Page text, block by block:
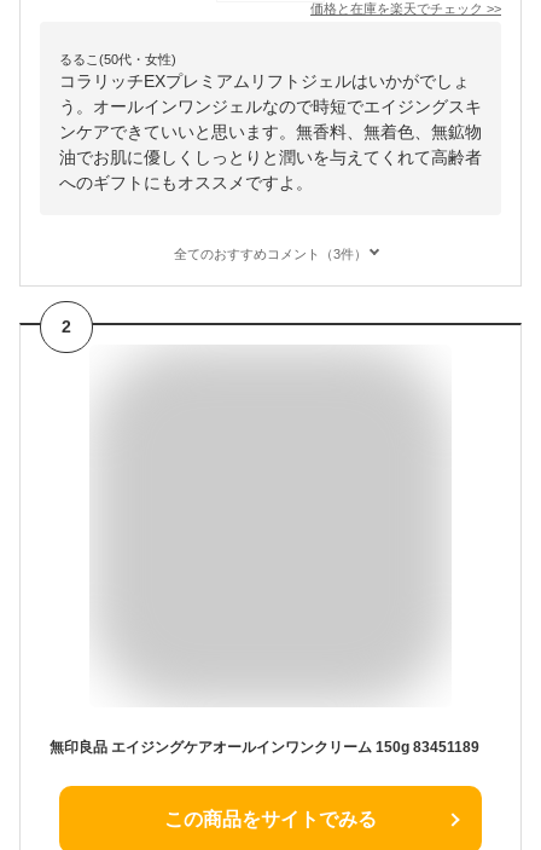
価格と在庫を楽天でチェック >>
るるこ(50代・女性)
コラリッチEXプレミアムリフトジェルはいかがでしょ
う。オールインワンジェルなので時短でエイジングスキ
ンケアできていいと思います。無香料、無着色、無鉱物
油でお肌に優しくしっとりと潤いを与えてくれて高齢者
へのギフトにもオススメですよ。
全てのおすすめコメント（3件）
2
無印良品 エイジングケアオールインワンクリーム 150g 83451189
この商品をサイトでみる